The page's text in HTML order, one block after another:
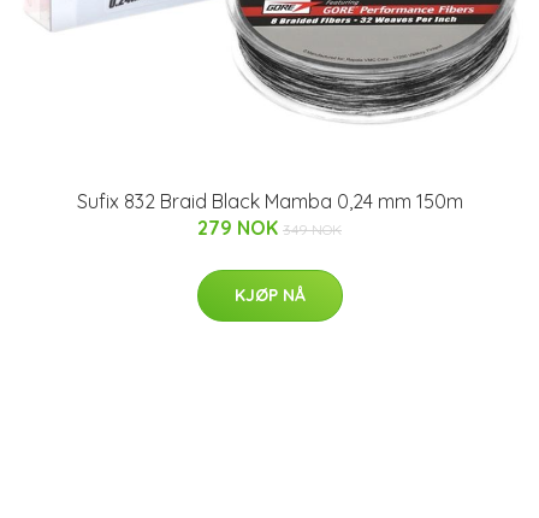
Sufix 832 Braid Black Mamba 0,24 mm 150m
279 NOK 349 NOK
KJØP NÅ